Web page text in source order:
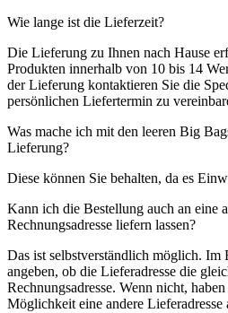
Wie lange ist die Lieferzeit?
Die Lieferung zu Ihnen nach Hause
Produkten innerhalb von 10 bis 14
der Lieferung kontaktieren Sie die
persönlichen Liefertermin zu
Was mache ich mit den leeren Big
Lieferung?
Diese können Sie behalten, da es
Kann ich die Bestellung auch an eine
Rechnungsadresse liefern lassen?
Das ist selbstverständlich möglich. Im
angeben, ob die Lieferadresse die
Rechnungsadresse. Wenn nicht,
Möglichkeit eine andere Lieferadresse